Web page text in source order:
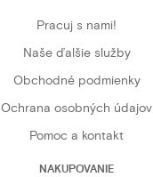
Pracuj s nami!
Naše ďalšie služby
Obchodné podmienky
Ochrana osobných údajov
Pomoc a kontakt
NAKUPOVANIE